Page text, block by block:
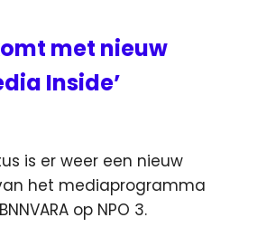
met nieuw
Inside’
is er weer een nieuw
het mediaprogramma
op NPO 3.